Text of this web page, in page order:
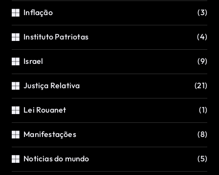
Inflação (3)
Instituto Patriotas (4)
Israel (9)
Justiça Relativa (21)
Lei Rouanet (1)
Manifestações (8)
Noticias do mundo (5)